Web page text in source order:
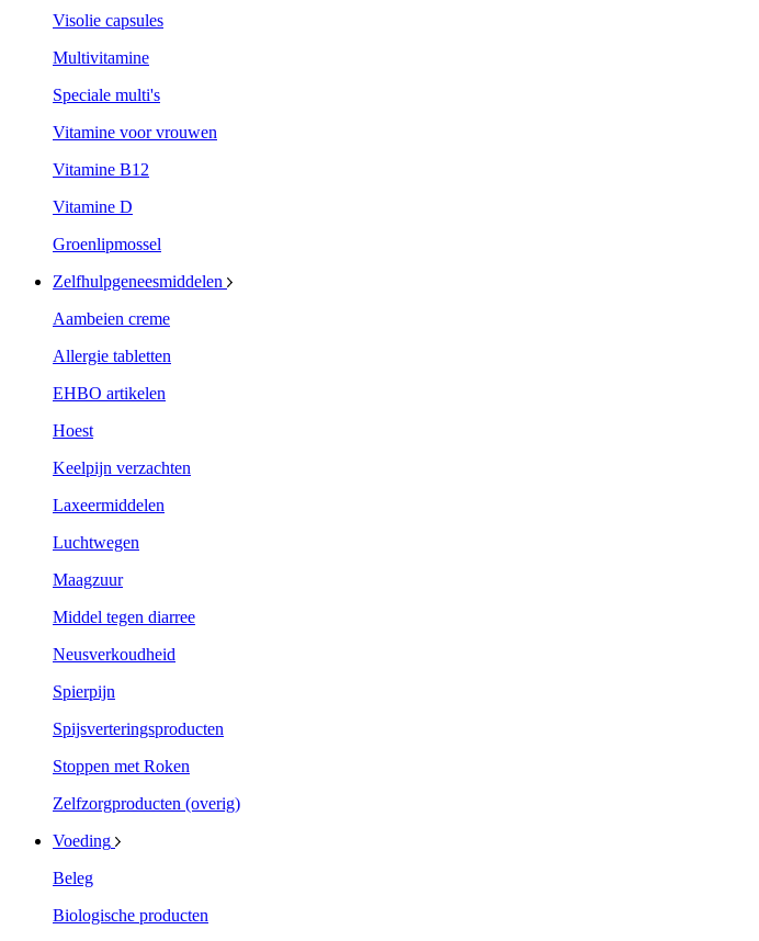
Visolie capsules
Multivitamine
Speciale multi's
Vitamine voor vrouwen
Vitamine B12
Vitamine D
Groenlipmossel
Zelfhulpgeneesmiddelen
Aambeien creme
Allergie tabletten
EHBO artikelen
Hoest
Keelpijn verzachten
Laxeermiddelen
Luchtwegen
Maagzuur
Middel tegen diarree
Neusverkoudheid
Spierpijn
Spijsverteringsproducten
Stoppen met Roken
Zelfzorgproducten (overig)
Voeding
Beleg
Biologische producten